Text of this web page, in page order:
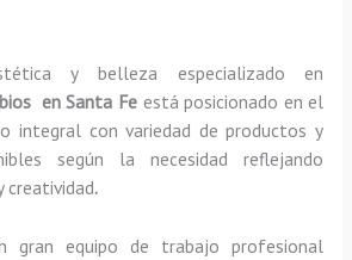
y belleza especializado en
en Santa Fe está posicionado en el
integral con variedad de productos y
según la necesidad reflejando
creatividad.
gran equipo de trabajo profesional